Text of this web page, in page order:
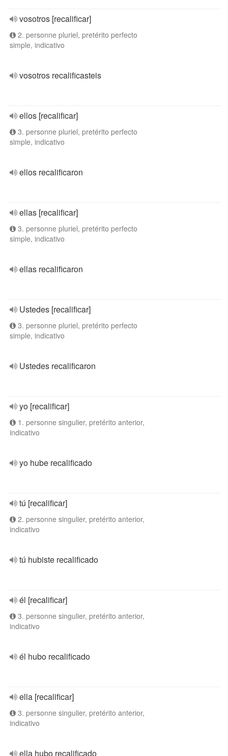
vosotros [recalificar]
2. personne pluriel, pretérito perfecto
simple, indicativo
vosotros recalificasteis
ellos [recalificar]
3. personne pluriel, pretérito perfecto
simple, indicativo
ellos recalificaron
ellas [recalificar]
3. personne pluriel, pretérito perfecto
simple, indicativo
ellas recalificaron
Ustedes [recalificar]
3. personne pluriel, pretérito perfecto
simple, indicativo
Ustedes recalificaron
yo [recalificar]
1. personne singulier, pretérito anterior,
indicativo
yo hube recalificado
tú [recalificar]
2. personne singulier, pretérito anterior,
indicativo
tú hubiste recalificado
él [recalificar]
3. personne singulier, pretérito anterior,
indicativo
él hubo recalificado
ella [recalificar]
3. personne singulier, pretérito anterior,
indicativo
ella hubo recalificado